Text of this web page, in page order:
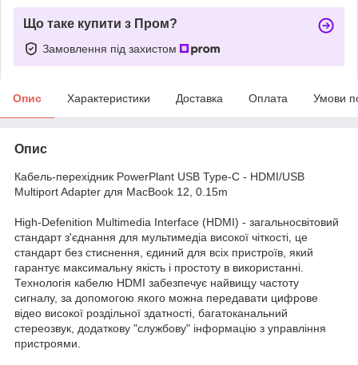
Що таке купити з Пром?
Замовлення під захистом
Опис Характеристики Доставка Оплата Умови
Опис
Кабель-перехідник PowerPlant USB Type-C - HDMI/USB
Multiport Adapter для MacBook 12, 0.15m
High-Defenition Multimedia Interface (HDMI) - загальносвітовий
стандарт з'єднання для мультимедіа високої чіткості, це
стандарт без стиснення, єдиний для всіх пристроїв, який
гарантує максимальну якість і простоту в використанні.
Технологія кабелю HDMI забезпечує найвищу частоту
сигналу, за допомогою якого можна передавати цифрове
відео високої роздільної здатності, багатоканальний
стереозвук, додаткову "службову" інформацію з управління
пристроями.